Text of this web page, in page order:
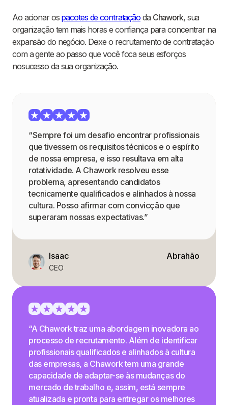
Ao acionar os pacotes de contratação da Chawork, sua
organização tem mais horas e confiança para concentrar na
expansão do negócio. Deixe o recrutamento de contratação
com a gente ao passo que você foca seus esforços
nosucesso da sua organização.
“Sempre foi um desafio encontrar profissionais
que tivessem os requisitos técnicos e o espírito
de nossa empresa, e isso resultava em alta
rotatividade. A Chawork resolveu esse
problema, apresentando candidatos
tecnicamente qualificados e alinhados à nossa
cultura. Posso afirmar com convicção que
superaram nossas expectativas.”
Isaac
CEO
Abrahão
“A Chawork traz uma abordagem inovadora ao
processo de recrutamento. Além de identificar
profissionais qualificados e alinhados à cultura
das empresas, a Chawork tem uma grande
capacidade de adaptar-se às mudanças do
mercado de trabalho e, assim, está sempre
atualizada e pronta para entregar os melhores